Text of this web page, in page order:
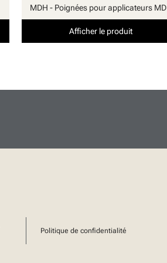
MDH - Poignées pour applicateurs MD
Afficher le produit
Politique de confidentialité